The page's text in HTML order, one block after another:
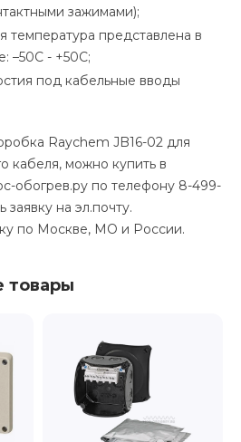
зажимами);
температура представлена в
–50С - +50С;
под кабельные вводы
Raychem JB16-02 для
кабеля, можно купить в
обогрев.ру по телефону 8-499-
заявку на эл.почту.
по Москве, МО и России.
товары